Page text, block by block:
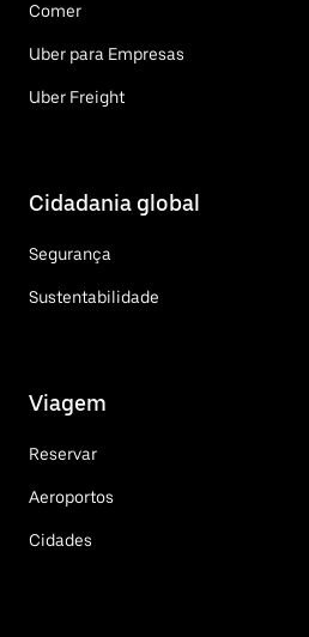
Comer
Uber para Empresas
Uber Freight
Cidadania global
Segurança
Sustentabilidade
Viagem
Reservar
Aeroportos
Cidades